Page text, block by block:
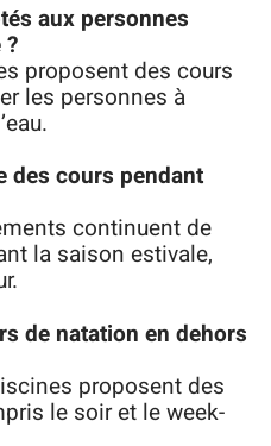
aux personnes
proposent des cours
les personnes à
des cours pendant
continuent de
la saison estivale,
de natation en dehors
proposent des
le soir et le week-